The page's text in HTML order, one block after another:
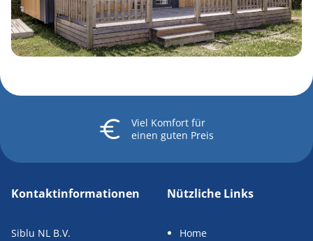
Viel Komfortfür
einen guten Preis
Kontaktinformationen
Siblu NL B.V.
Nützliche Links
Home